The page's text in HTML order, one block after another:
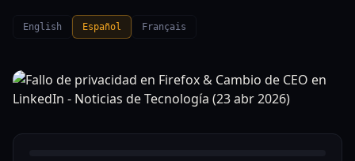
English Español Français